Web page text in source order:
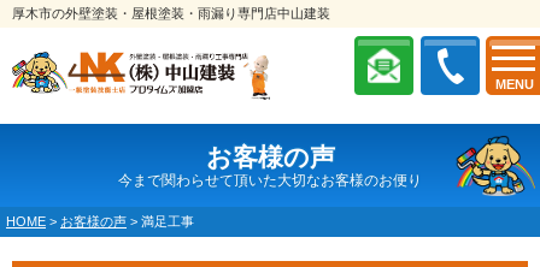
MENU
厚木市の外壁塗装・屋根塗装・雨漏り専門店中山建装
お客様の声
今まで関わらせて頂いた大切なお客様のお便り
HOME > お客様の声 > 満足工事